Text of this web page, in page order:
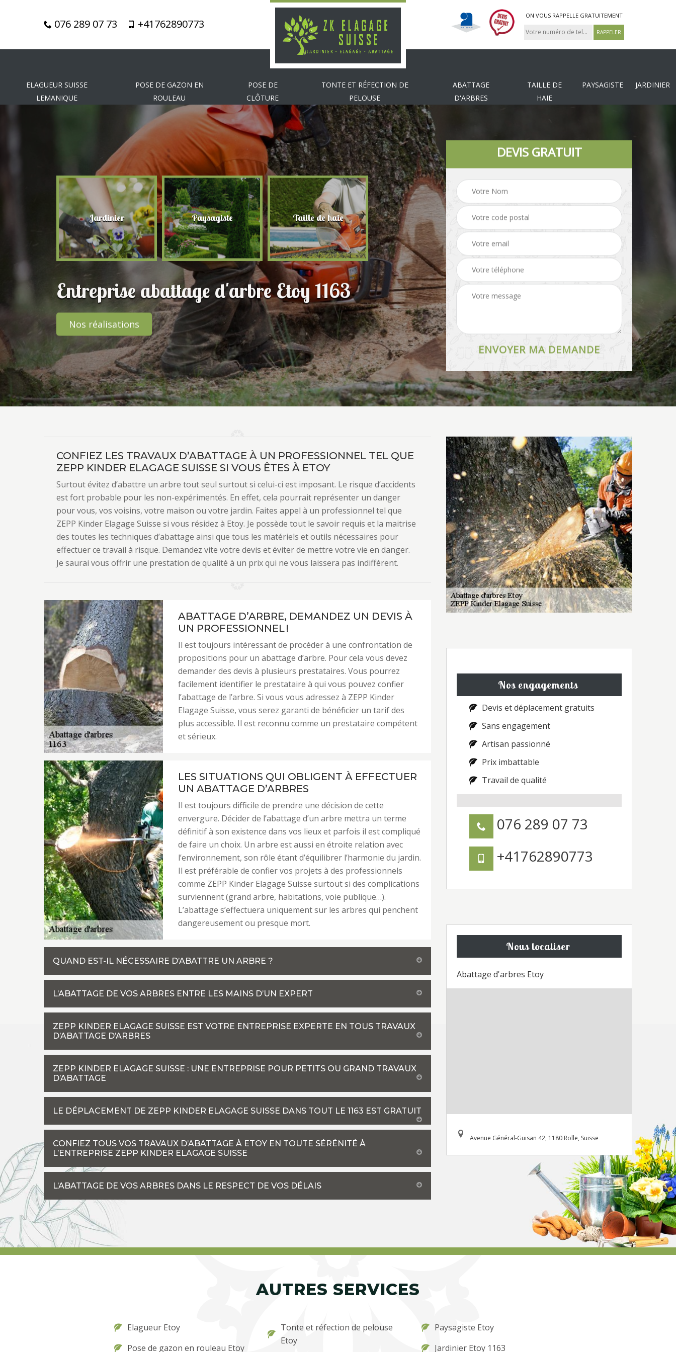
076 289 07 73 +41762890773
ON VOUS RAPPELLE GRATUITEMENT
ELAGUEUR SUISSE
LEMANIQUE
POSE DE GAZON EN
ROULEAU
POSE DE
CLÔTURE
TONTE ET RÉFECTION DE
PELOUSE
ABATTAGE
D'ARBRES
TAILLE DE
HAIE
PAYSAGISTE JARDINIER
Jardinier Paysagiste Taille de haie Abattage d'arbres Tonte et réfection de
pelouse Pose de clôture
Entreprise abattage d'arbre Etoy 1163
Nos réalisations
DEVIS GRATUIT
CONFIEZ LES TRAVAUX D’ABATTAGE À UN PROFESSIONNEL TEL QUE
ZEPP KINDER ELAGAGE SUISSE SI VOUS ÊTES À ETOY
Surtout évitez d’abattre un arbre tout seul surtout si celui-ci est imposant. Le risque d’accidents
est fort probable pour les non-expérimentés. En effet, cela pourrait représenter un danger
pour vous, vos voisins, votre maison ou votre jardin. Faites appel à un professionnel tel que
ZEPP Kinder Elagage Suisse si vous résidez à Etoy. Je possède tout le savoir requis et la maitrise
des toutes les techniques d’abattage ainsi que tous les matériels et outils nécessaires pour
effectuer ce travail à risque. Demandez vite votre devis et éviter de mettre votre vie en danger.
Je saurai vous offrir une prestation de qualité à un prix qui ne vous laissera pas indifférent.
ABATTAGE D’ARBRE, DEMANDEZ UN DEVIS À
UN PROFESSIONNEL !
Il est toujours intéressant de procéder à une confrontation de
propositions pour un abattage d’arbre. Pour cela vous devez
demander des devis à plusieurs prestataires. Vous pourrez
facilement identifier le prestataire à qui vous pouvez confier
l’abattage de l’arbre. Si vous vous adressez à ZEPP Kinder
Elagage Suisse, vous serez garanti de bénéficier un tarif des
plus accessible. Il est reconnu comme un prestataire compétent
et sérieux.
LES SITUATIONS QUI OBLIGENT À EFFECTUER
UN ABATTAGE D’ARBRES
Il est toujours difficile de prendre une décision de cette
envergure. Décider de l’abattage d’un arbre mettra un terme
définitif à son existence dans vos lieux et parfois il est compliqué
de faire un choix. Un arbre est aussi en étroite relation avec
l’environnement, son rôle étant d’équilibrer l’harmonie du jardin.
Il est préférable de confier vos projets à des professionnels
comme ZEPP Kinder Elagage Suisse surtout si des complications
surviennent (grand arbre, habitations, voie publique…).
L’abattage s’effectuera uniquement sur les arbres qui penchent
dangereusement ou presque mort.
QUAND EST-IL NÉCESSAIRE D’ABATTRE UN ARBRE ?
L’ABATTAGE DE VOS ARBRES ENTRE LES MAINS D’UN EXPERT
ZEPP KINDER ELAGAGE SUISSE EST VOTRE ENTREPRISE EXPERTE EN TOUS TRAVAUX
D’ABATTAGE D’ARBRES
ZEPP KINDER ELAGAGE SUISSE : UNE ENTREPRISE POUR PETITS OU GRAND TRAVAUX
D’ABATTAGE
LE DÉPLACEMENT DE ZEPP KINDER ELAGAGE SUISSE DANS TOUT LE 1163 EST GRATUIT
CONFIEZ TOUS VOS TRAVAUX D’ABATTAGE À ETOY EN TOUTE SÉRÉNITÉ À
L’ENTREPRISE ZEPP KINDER ELAGAGE SUISSE
L’ABATTAGE DE VOS ARBRES DANS LE RESPECT DE VOS DÉLAIS
Nos engagements
Devis et déplacement gratuits
Sans engagement
Artisan passionné
Prix imbattable
Travail de qualité
076 289 07 73
+41762890773
Nous localiser
Abattage d'arbres Etoy
Avenue Général-Guisan 42, 1180 Rolle, Suisse
AUTRES SERVICES
Elagueur Etoy
Pose de gazon en rouleau Etoy
Tonte et réfection de pelouse
Etoy
Paysagiste Etoy
Jardinier Etoy 1163